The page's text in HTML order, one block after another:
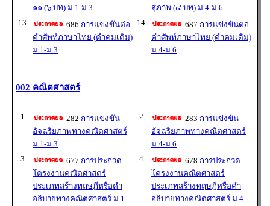
๑๑ (๖ บท) ม.1-ม.3
สุภาพ (๔ บท) ม.4-ม.6
13.
686 การแข่งขันต่อ
คำศัพท์ภาษาไทย (คำคมเดิม)
ม.1-ม.3
14. 687 การแข่งขันต่อ
คำศัพท์ภาษาไทย (คำคมเดิม)
ม.4-ม.6
002 คณิตศาสตร์
1. 282 การแข่งขัน
อัจฉริยภาพทางคณิตศาสตร์
ม.1-ม.3
2. 283 การแข่งขัน
อัจฉริยภาพทางคณิตศาสตร์
ม.4-ม.6
3.
677 การประกวด
โครงงานคณิตศาสตร์
ประเภทสร้างทฤษฎีหรือคำ
อธิบายทางคณิตศาสตร์ ม.1-
4. 678 การประกวด
โครงงานคณิตศาสตร์
ประเภทสร้างทฤษฎีหรือคำ
อธิบายทางคณิตศาสตร์ ม.4-